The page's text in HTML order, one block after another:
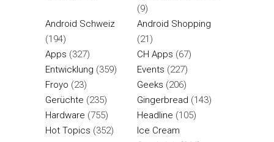
(9)
Android Schweiz
(194)
Android Shopping
(21)
Apps (327) CH Apps (67)
Entwicklung (359) Events (227)
Froyo (23) Geeks (206)
Gerüchte (235) Gingerbread (143)
Hardware (755) Headline (105)
Hot Topics (352)
Ice Cream